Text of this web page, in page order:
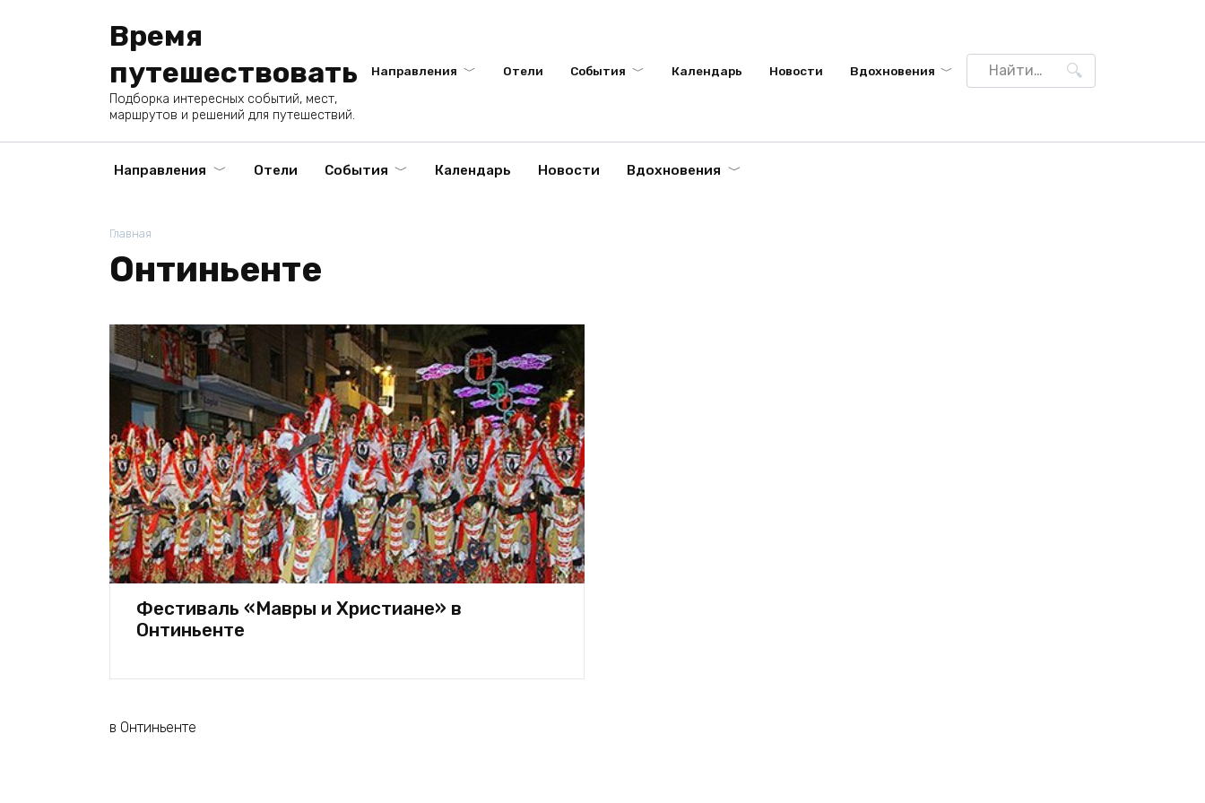
Время
путешествовать
Подборка интересных событий, мест,
маршрутов и решений для путешествий.
Направления Отели События Календарь Новости Вдохновения
Search
for:
Направления Отели События Календарь Новости Вдохновения
Главная
Онтиньенте
Фестиваль «Мавры и Христиане» в
Онтиньенте
в Онтиньенте